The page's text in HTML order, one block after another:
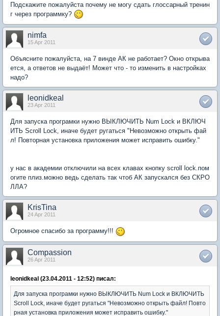
Подскажите пожалуйста почему не могу сдать глоссарный тренин
г через программку?
nimfa
15 Apr 2011
Объясните пожалуйста, на 7 винде АК не работает? Окно открыва
ется, а ответов не выдаёт! Может что - то изменить в настройках
надо?
leonidkeal
23 Apr 2011
Для запуска програмки нужно ВЫКЛЮЧИТЬ Num Lock и ВКЛЮЧ
ИТЬ Scroll Lock, иначе будет ругаться "Невозможно открыть фай
л! Повторная установка приложения может исправить ошибку."
у нас в академии отключили на всех клавах кнопку scroll lock.пом
огите плиз.можно ведь сделать так чтоб АК запускался без СКРО
ЛЛА?
KrisTina
24 Apr 2011
Огромное спасибо за программу!!!
Compassion
26 Apr 2011
leonidkeal (23.04.2011 - 12:52) писал:
Для запуска програмки нужно ВЫКЛЮЧИТЬ Num Lock и ВКЛЮЧИТЬ
Scroll Lock, иначе будет ругаться "Невозможно открыть файл! Повто
рная установка приложения может исправить ошибку."